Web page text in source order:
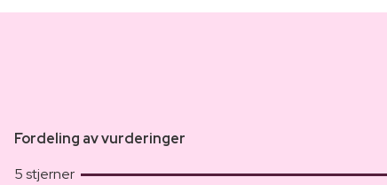
Fordeling av vurderinger
5 stjerner